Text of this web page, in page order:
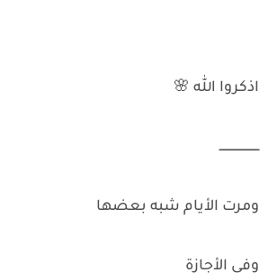
اذكروا الله 🌸
ــــــــــــــــــــــ
ومرت الأيام شبه بعضها
وفي الأجازة